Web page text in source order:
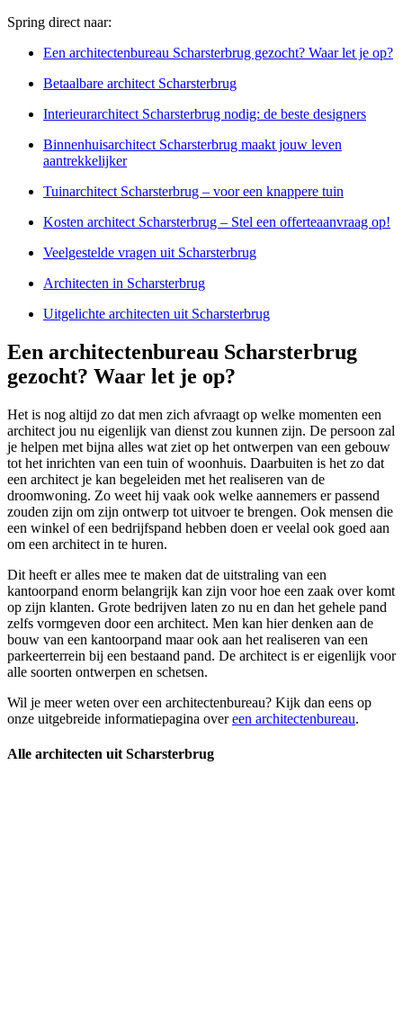
Spring direct naar:
Een architectenbureau Scharsterbrug gezocht? Waar let je op?
Betaalbare architect Scharsterbrug
Interieurarchitect Scharsterbrug nodig: de beste designers
Binnenhuisarchitect Scharsterbrug maakt jouw leven
aantrekkelijker
Tuinarchitect Scharsterbrug – voor een knappere tuin
Kosten architect Scharsterbrug – Stel een offerteaanvraag op!
Veelgestelde vragen uit Scharsterbrug
Architecten in Scharsterbrug
Uitgelichte architecten uit Scharsterbrug
Een architectenbureau Scharsterbrug
gezocht? Waar let je op?
Het is nog altijd zo dat men zich afvraagt op welke momenten een
architect jou nu eigenlijk van dienst zou kunnen zijn. De persoon zal
je helpen met bijna alles wat ziet op het ontwerpen van een gebouw
tot het inrichten van een tuin of woonhuis. Daarbuiten is het zo dat
een architect je kan begeleiden met het realiseren van de
droomwoning. Zo weet hij vaak ook welke aannemers er passend
zouden zijn om zijn ontwerp tot uitvoer te brengen. Ook mensen die
een winkel of een bedrijfspand hebben doen er veelal ook goed aan
om een architect in te huren.
Dit heeft er alles mee te maken dat de uitstraling van een
kantoorpand enorm belangrijk kan zijn voor hoe een zaak over komt
op zijn klanten. Grote bedrijven laten zo nu en dan het gehele pand
zelfs vormgeven door een architect. Men kan hier denken aan de
bouw van een kantoorpand maar ook aan het realiseren van een
parkeerterrein bij een bestaand pand. De architect is er eigenlijk voor
alle soorten ontwerpen en schetsen.
Wil je meer weten over een architectenbureau? Kijk dan eens op
onze uitgebreide informatiepagina overeen architectenbureau.
Alle architecten uit Scharsterbrug